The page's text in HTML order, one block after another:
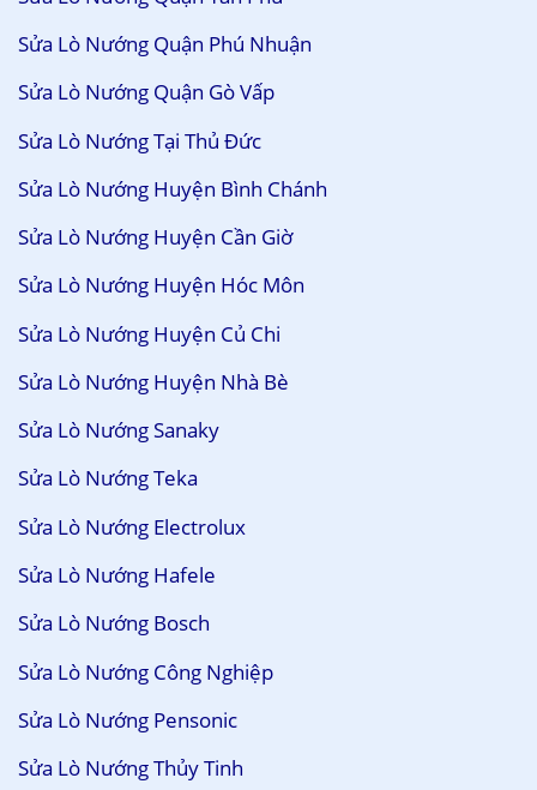
Sửa Lò Nướng Quận Phú Nhuận
Sửa Lò Nướng Quận Gò Vấp
Sửa Lò Nướng Tại Thủ Đức
Sửa Lò Nướng Huyện Bình Chánh
Sửa Lò Nướng Huyện Cần Giờ
Sửa Lò Nướng Huyện Hóc Môn
Sửa Lò Nướng Huyện Củ Chi
Sửa Lò Nướng Huyện Nhà Bè
Sửa Lò Nướng Sanaky
Sửa Lò Nướng Teka
Sửa Lò Nướng Electrolux
Sửa Lò Nướng Hafele
Sửa Lò Nướng Bosch
Sửa Lò Nướng Công Nghiệp
Sửa Lò Nướng Pensonic
Sửa Lò Nướng Thủy Tinh